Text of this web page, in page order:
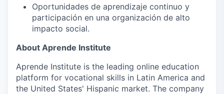
Oportunidades de aprendizaje continuo y
participación en una organización de alto
impacto social.
About Aprende Institute
Aprende Institute is the leading online education
platform for vocational skills in Latin America and
the United States' Hispanic market. The company